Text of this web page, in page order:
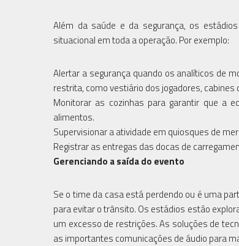
Além da saúde e da segurança, os
situacional em toda a operação. Por exemplo:
Alertar a segurança quando os analíticos de
restrita, como vestiário dos jogadores, cabines
Monitorar as cozinhas para garantir que a
alimentos.
Supervisionar a atividade em quiosques de
Registrar as entregas das docas de
Gerenciando a saída do evento
Se o time da casa está perdendo ou é uma
para evitar o trânsito. Os estádios estão
um excesso de restrições. As soluções de
as importantes comunicações de áudio para